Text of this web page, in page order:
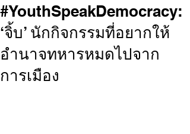
#YouthSpeakDemocracy:
‘จิ้บ’ นักกิจกรรมที่อยากให้
อำนาจทหารหมดไปจาก
การเมือง